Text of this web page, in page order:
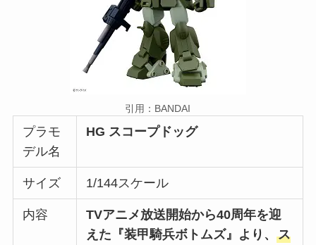
引用：BANDAI
プラモ
デル名
HG スコープドッグ
サイズ 1/144スケール
内容
TVアニメ放送開始から40周年を迎
えた『装甲騎兵ボトムズ』より、ス